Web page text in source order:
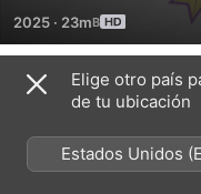
torpe. Así que, cuando
Kamegawa, un novato
totalmente
aprender a gestionar
2025 · 23m
Temporada 1
Elige otro país
de tu ubicación
Estados Unidos
México)